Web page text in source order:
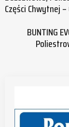
Części Chwytnej –
BUNTING